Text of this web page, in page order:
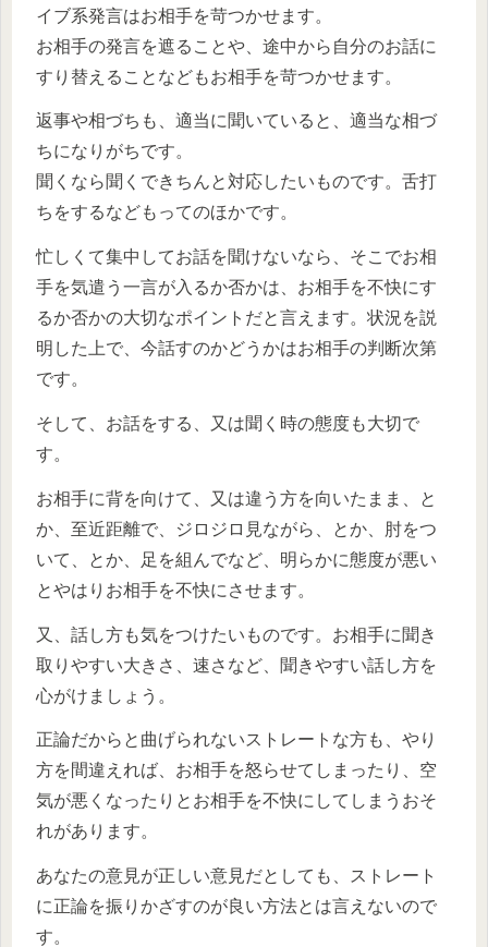
イブ系発言はお相手を苛つかせます。
お相手の発言を遮ることや、途中から自分のお話に
すり替えることなどもお相手を苛つかせます。
返事や相づちも、適当に聞いていると、適当な相づ
ちになりがちです。
聞くなら聞くできちんと対応したいものです。舌打
ちをするなどもってのほかです。
忙しくて集中してお話を聞けないなら、そこでお相
手を気遣う一言が入るか否かは、お相手を不快にす
るか否かの大切なポイントだと言えます。状況を説
明した上で、今話すのかどうかはお相手の判断次第
です。
そして、お話をする、又は聞く時の態度も大切で
す。
お相手に背を向けて、又は違う方を向いたまま、と
か、至近距離で、ジロジロ見ながら、とか、肘をつ
いて、とか、足を組んでなど、明らかに態度が悪い
とやはりお相手を不快にさせます。
又、話し方も気をつけたいものです。お相手に聞き
取りやすい大きさ、速さなど、聞きやすい話し方を
心がけましょう。
正論だからと曲げられないストレートな方も、やり
方を間違えれば、お相手を怒らせてしまったり、空
気が悪くなったりとお相手を不快にしてしまうおそ
れがあります。
あなたの意見が正しい意見だとしても、ストレート
に正論を振りかざすのが良い方法とは言えないので
す。